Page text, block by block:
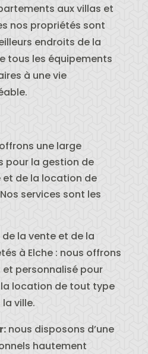
aux villas et
nos propriétés sont
endroits de la
tous les équipements
à une vie
une large
pour la gestion de
et de la location de
services sont les
la vente et de la
à Elche : nous offrons
personnalisé pour
location de tout type
ville.
nous disposons d’une
hautement